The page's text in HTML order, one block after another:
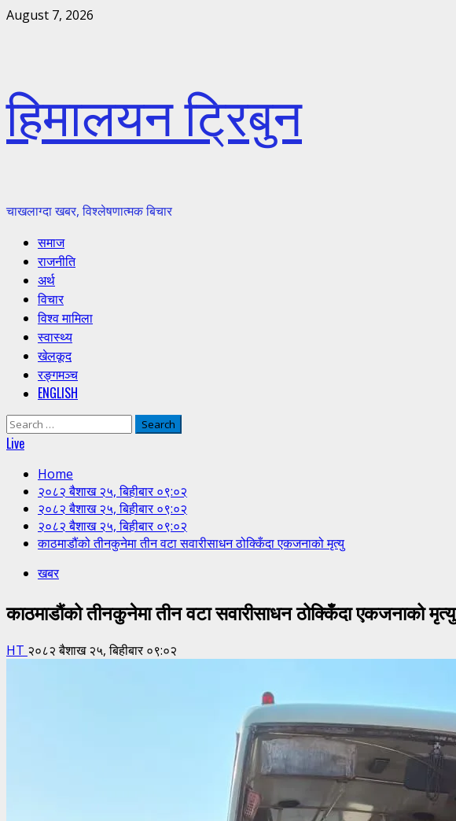
Skip
August 7, 2026
हिमालयन ट्रिबुन
चाखलाग्दा खबर, विश्लेषणात्मक बिचार
Primary
Menu
समाज
राजनीति
अर्थ
विचार
विश्व मामिला
स्वास्थ्य
खेलकूद
रङ्गमञ्च
ENGLISH
Search
for:
Live
Home
२०८२ बैशाख २५, बिहीबार ०९:०२
२०८२ बैशाख २५, बिहीबार ०९:०२
२०८२ बैशाख २५, बिहीबार ०९:०२
काठमाडौंको तीनकुनेमा तीन वटा सवारीसाधन ठोक्किँदा एकजनाको मृत्यु
खबर
काठमाडौंको तीनकुनेमा तीन वटा सवारीसाधन ठोक्किँदा एकजनाको मृत्यु
HT २०८२ बैशाख २५, बिहीबार ०९:०२